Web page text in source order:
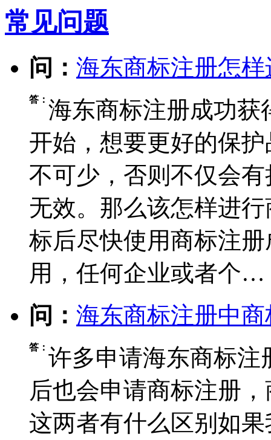
常见问题
问： 海东商标注册怎
答： 海东商标注册成功获
开始，想要更好的保
不可少，否则不仅会
无效。那么该怎样进
标后尽快使用商标注
用，任何企业或者个…
问： 海东商标注册中
答： 许多申请海东商标注
后也会申请商标注册
这两者有什么区别如